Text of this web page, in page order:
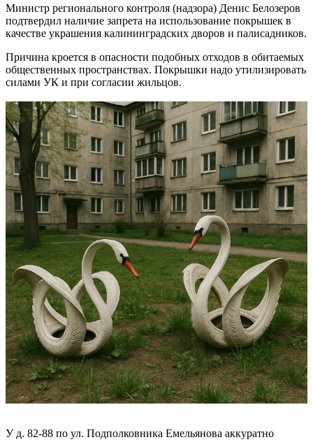
Министр регионального контроля (надзора) Денис Белозеров
подтвердил наличие запрета на использование покрышек в
качестве украшения калининградских дворов и палисадников.
Причина кроется в опасности подобных отходов в обитаемых
общественных пространствах. Покрышки надо утилизировать
силами УК и при согласии жильцов.
У д. 82-88 по ул. Подполковника Емельянова аккуратно